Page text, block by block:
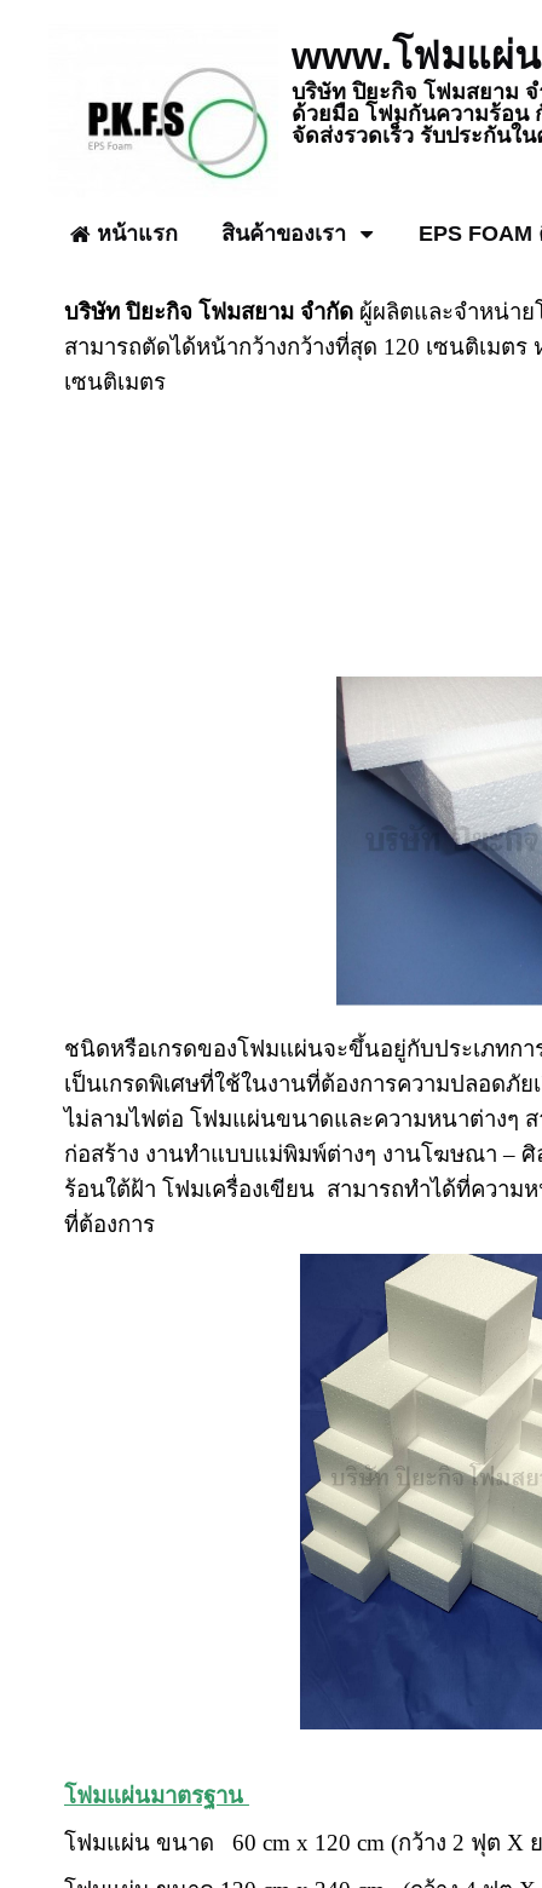
www.โฟมแผ่
บริษัท ปิยะกิจ โฟมสยาม
ด้วยมือ โฟมกันความร้อน
จัดส่งรวดเร็ว รับประกัน
หน้าแรก สินค้าของเรา EPS FOAM
บริษัท ปิยะกิจ โฟมสยาม จำกัดผู้ผลิตและจำหน่าย
สามารถตัดได้หน้ากว้างกว้างที่สุด 120 เซนติเมตร
เซนติเมตร
ชนิดหรือเกรดของโฟมแผ่นจะขึ้นอยู่กับประเภทก
เป็นเกรดพิเศษที่ใช้ในงานที่ต้องการความปลอดภั
ไม่ลามไฟต่อ โฟมแผ่นขนาดและความหนาต่างๆ
ก่อสร้าง งานทำแบบแม่พิมพ์ต่างๆ งานโฆษณา– ศิ
ร้อนใต้ฝ้า โฟมเครื่องเขียน สามารถทำได้ที่ควา
ที่ต้องการ
โฟมแผ่นมาตรฐาน
โฟมแผ่น ขนาด 60 cm x 120 cm (กว้าง 2 ฟุต X